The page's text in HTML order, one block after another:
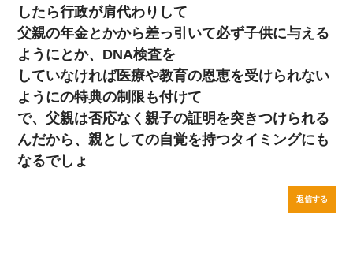
したら行政が肩代わりして
父親の年金とかから差っ引いて必ず子供に与える
ようにとか、DNA検査を
していなければ医療や教育の恩恵を受けられない
ようにの特典の制限も付けて
で、父親は否応なく親子の証明を突きつけられる
んだから、親としての自覚を持つタイミングにも
なるでしょ
返信する